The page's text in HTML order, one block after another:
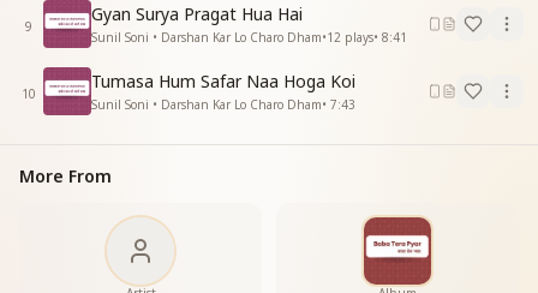
मनवा रे.. ओ मनवा मनवा रे
मनवा रे.. ओ मनवा मनवा रे
आआआआ......आआआआ.......
63 जन्मो का रोगी है
विष बन गये विकार
देहभान में आने से
63 जन्मो का रोगी है
विष बन गये विकार
देहभान में आने से
9
Gyan Surya Pragat Hua Hai
Sunil Soni • Darshan Kar Lo Charo Dham•12 plays• 8:41
10
Tumasa Hum Safar Naa Hoga Koi
Sunil Soni • Darshan Kar Lo Charo Dham• 7:43
More From